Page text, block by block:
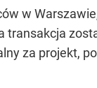
w
za projekt,